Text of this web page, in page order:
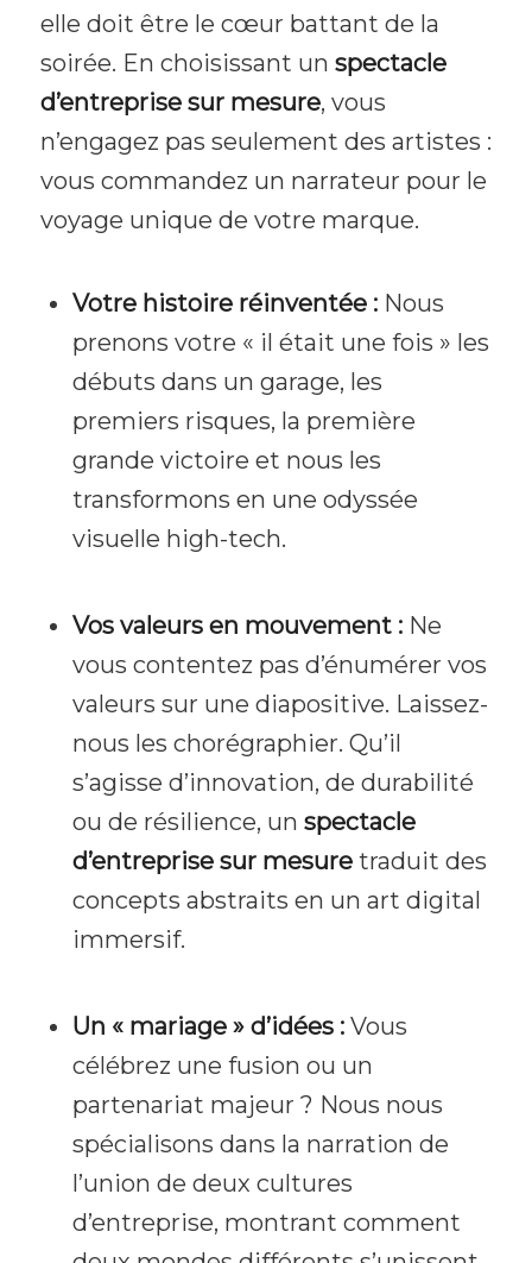
elle doit être le cœur battant de la
soirée. En choisissant un spectacle
d’entreprise sur mesure, vous
n’engagez pas seulement des artistes :
vous commandez un narrateur pour le
voyage unique de votre marque.
Votre histoire réinventée :Nous
prenons votre « il était une fois » les
débuts dans un garage, les
premiers risques, la première
grande victoire et nous les
transformons en une odyssée
visuelle high-tech.
Vos valeurs en mouvement :Ne
vous contentez pas d’énumérer vos
valeurs sur une diapositive. Laissez-
nous les chorégraphier. Qu’il
s’agisse d’innovation, de durabilité
ou de résilience, un spectacle
d’entreprise sur mesuretraduit des
concepts abstraits en un art digital
immersif.
Un « mariage » d’idées :Vous
célébrez une fusion ou un
partenariat majeur ? Nous nous
spécialisons dans la narration de
l’union de deux cultures
d’entreprise, montrant comment